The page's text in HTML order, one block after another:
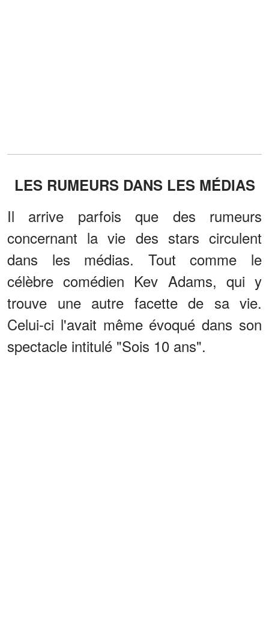
LES RUMEURS DANS LES MÉDIAS
Il arrive parfois que des rumeurs
concernant la vie des stars circulent
dans les médias. Tout comme le
célèbre comédien Kev Adams, qui y
trouve une autre facette de sa vie.
Celui-ci l'avait même évoqué dans son
spectacle intitulé "Sois 10 ans".